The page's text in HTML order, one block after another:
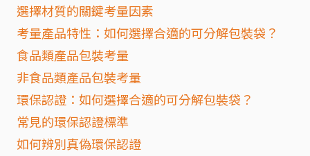
選擇材質的關鍵考量因素
考量產品特性：如何選擇合適的可分解包裝袋？
食品類產品包裝考量
非食品類產品包裝考量
環保認證：如何選擇合適的可分解包裝袋？
常見的環保認證標準
如何辨別真偽環保認證